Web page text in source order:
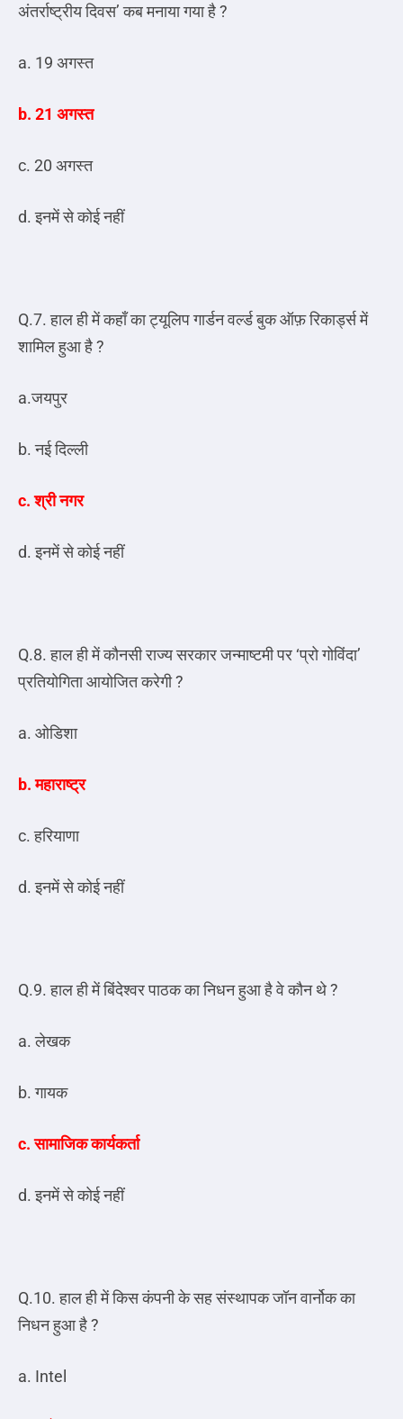
अंतर्राष्ट्रीय दिवस’ कब मनाया गया है ?
a. 19 अगस्त
b. 21 अगस्त
c. 20 अगस्त
d. इनमें से कोई नहीं
Q.7. हाल ही में कहाँ का ट्यूलिप गार्डन वर्ल्ड बुक ऑफ़ रिकार्ड्स में
शामिल हुआ है ?
a.जयपुर
b. नई दिल्ली
c. श्री नगर
d. इनमें से कोई नहीं
Q.8. हाल ही में कौनसी राज्य सरकार जन्माष्टमी पर ‘प्रो गोविंदा’
प्रतियोगिता आयोजित करेगी ?
a. ओडिशा
b. महाराष्ट्र
c. हरियाणा
d. इनमें से कोई नहीं
Q.9. हाल ही में बिंदेश्वर पाठक का निधन हुआ है वे कौन थे ?
a. लेखक
b. गायक
c. सामाजिक कार्यकर्ता
d. इनमें से कोई नहीं
Q.10. हाल ही में किस कंपनी के सह संस्थापक जॉन वार्नोक का
निधन हुआ है ?
a. Intel